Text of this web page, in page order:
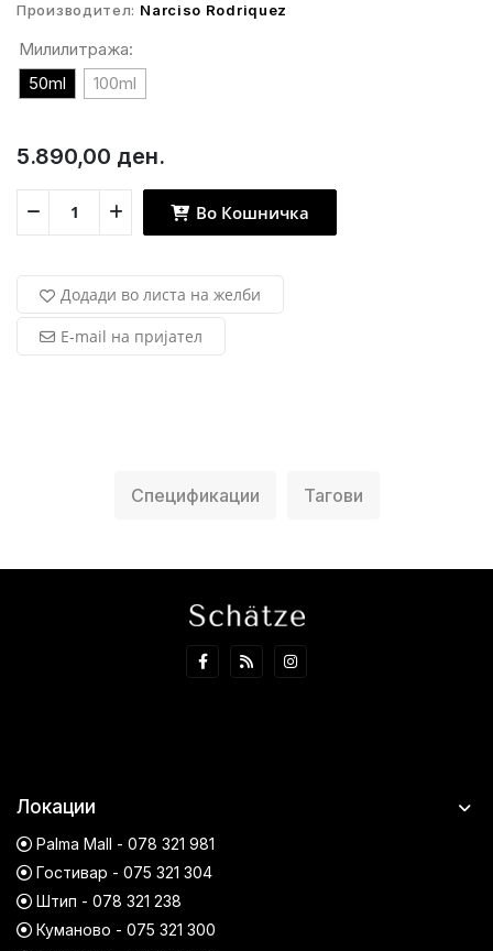
Производител: Narciso Rodriquez
Милилитража:
50ml
100ml
5.890,00 ден.
Во Кошничка
Додади во листа на желби
E-mail на пријател
Спецификации Тагови
Локации
Palma Mall - 078 321 981
Гостивар - 075 321 304
Штип - 078 321 238
Куманово - 075 321 300